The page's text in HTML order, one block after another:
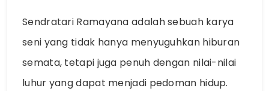
Sendratari Ramayana adalah sebuah karya
seni yang tidak hanya menyuguhkan hiburan
semata, tetapi juga penuh dengan nilai-nilai
luhur yang dapat menjadi pedoman hidup.